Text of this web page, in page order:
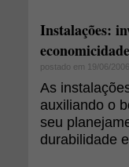
Instalações:
economicidade
postado em 19/06/2006
As
auxiliando o
seu
durabilidade